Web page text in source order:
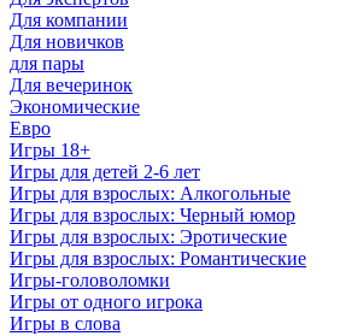
Для компании
Для новичков
для пары
Для вечеринок
Экономические
Евро
Игры 18+
Игры для детей 2-6 лет
Игры для взрослых: Алкогольные
Игры для взрослых: Черный юмор
Игры для взрослых: Эротические
Игры для взрослых: Романтические
Игры-головоломки
Игры от одного игрока
Игры в слова